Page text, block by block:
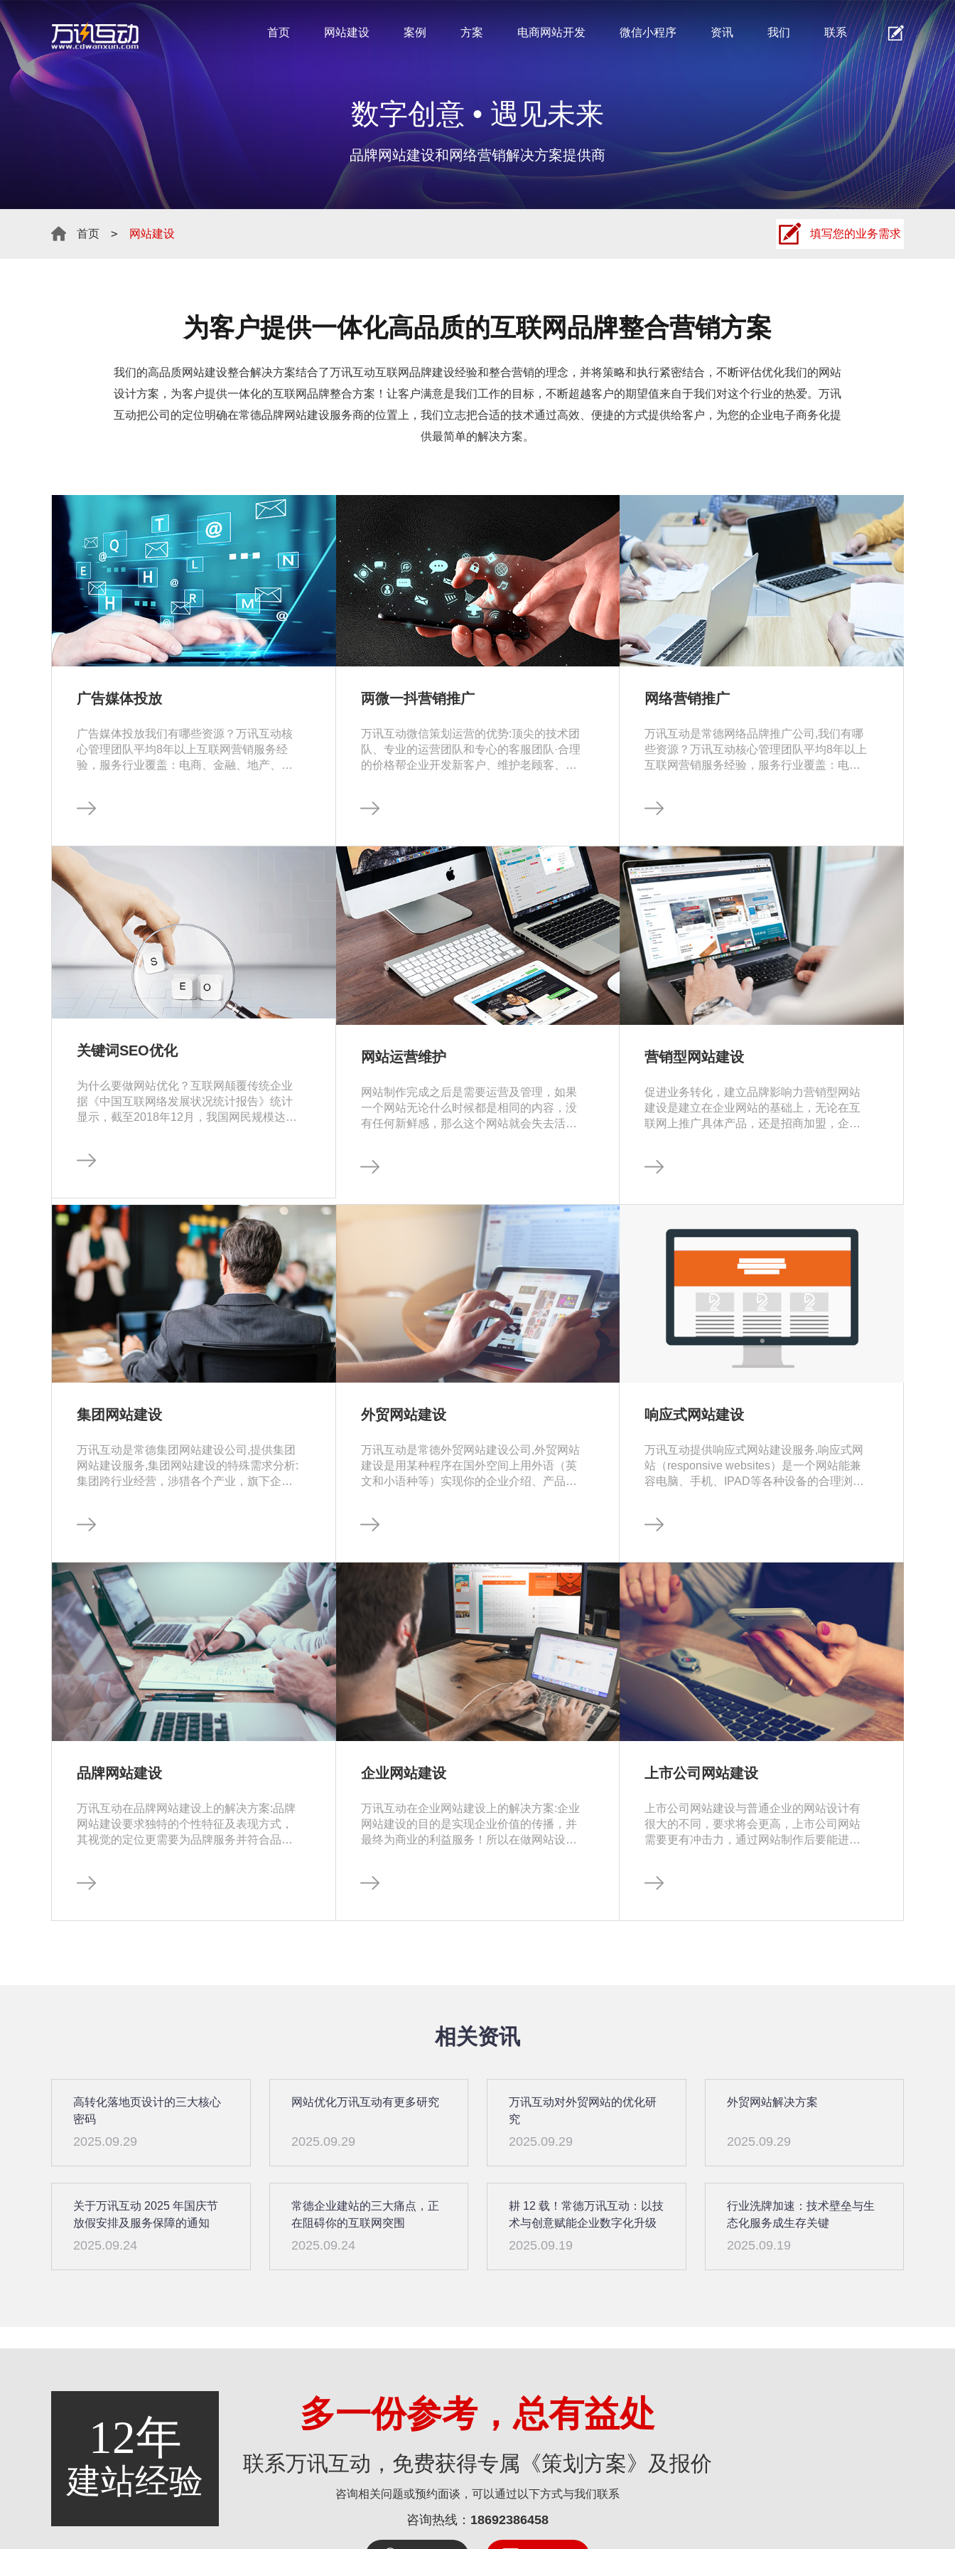
首页 网站建设 案例 方案 电商网站开发 微信小程序 资讯 我们 联系
数字创意 • 遇见未来
品牌网站建设和网络营销解决方案提供商
首页 > 网站建设 填写您的业务需求
为客户提供一体化高品质的互联网品牌整合营销方案
我们的高品质网站建设整合解决方案结合了万讯互动互联网品牌建设经验和整合营销的理念，并将策略和执行紧密结合，不断评估优化我们的网站
设计方案，为客户提供一体化的互联网品牌整合方案！让客户满意是我们工作的目标，不断超越客户的期望值来自于我们对这个行业的热爱。万讯
互动把公司的定位明确在常德品牌网站建设服务商的位置上，我们立志把合适的技术通过高效、便捷的方式提供给客户，为您的企业电子商务化提
供最简单的解决方案。
广告媒体投放
广告媒体投放我们有哪些资源？万讯互动核
心管理团队平均8年以上互联网营销服务经
验，服务行业覆盖：电商、金融、地产、游
两微一抖营销推广
万讯互动微信策划运营的优势:顶尖的技术团
队、专业的运营团队和专心的客服团队·合理
的价格帮企业开发新客户、维护老顾客、转
量身定制微信品牌定位推广策略
网络营销推广
万讯互动是常德网络品牌推广公司,我们有哪
些资源？万讯互动核心管理团队平均8年以上
互联网营销服务经验，服务行业覆盖：电
小平台等全网资源全面覆盖。网络营销一站
关键词SEO优化
为什么要做网站优化？互联网颠覆传统企业
据《中国互联网络发展状况统计报告》统计
显示，截至2018年12月，我国网民规模达
网站运营维护
网站制作完成之后是需要运营及管理，如果
一个网站无论什么时候都是相同的内容，没
有任何新鲜感，那么这个网站就会失去活
不可少的，企业的状态在不断地的变化、网
样的网站才会给用户提供更多有价值的信
息，并且吸引浏览者、给用户留下很好的印
营销型网站建设
促进业务转化，建立品牌影响力营销型网站
建设是建立在企业网站的基础上，无论在互
联网上推广具体产品，还是招商加盟，企业
集团网站建设
万讯互动是常德集团网站建设公司,提供集团
网站建设服务,集团网站建设的特殊需求分析:
集团跨行业经营，涉猎各个产业，旗下企业
队、充沛的资源、丰富的经验，如何整合并
外贸网站建设
万讯互动是常德外贸网站建设公司,外贸网站
建设是用某种程序在国外空间上用外语（英
文和小语种等）实现你的企业介绍、产品展
化，智能询盘，智能翻译等功能，助力提升
响应式网站建设
万讯互动提供响应式网站建设服务,响应式网
站（responsive websites）是一个网站能兼
容电脑、手机、IPAD等各种设备的合理浏
应不同的屏幕尺寸并保证正确显示。
品牌网站建设
万讯互动在品牌网站建设上的解决方案:品牌
网站建设要求独特的个性特征及表现方式，
其视觉的定位更需要为品牌服务并符合品牌
动体验也是很重要的。
企业网站建设
万讯互动在企业网站建设上的解决方案:企业
网站建设的目的是实现企业价值的传播，并
最终为商业的利益服务！所以在做网站设计
上市公司网站建设
上市公司网站建设与普通企业的网站设计有
很大的不同，要求将会更高，上市公司网站
需要更有冲击力，通过网站制作后要能进一
相关资讯
高转化落地页设计的三大核心
密码
2025.09.29
网站优化万讯互动有更多研究
2025.09.29
万讯互动对外贸网站的优化研
究
2025.09.29
外贸网站解决方案
2025.09.29
关于万讯互动 2025 年国庆节
放假安排及服务保障的通知
2025.09.24
常德企业建站的三大痛点，正
在阻碍你的互联网突围
2025.09.24
耕 12 载！常德万讯互动：以技
术与创意赋能企业数字化升级
2025.09.19
行业洗牌加速：技术壁垒与生
态化服务成生存关键
2025.09.19
12年
建站经验
多一份参考，总有益处
联系万讯互动，免费获得专属《策划方案》及报价
咨询相关问题或预约面谈，可以通过以下方式与我们联系
咨询热线： 18692386458